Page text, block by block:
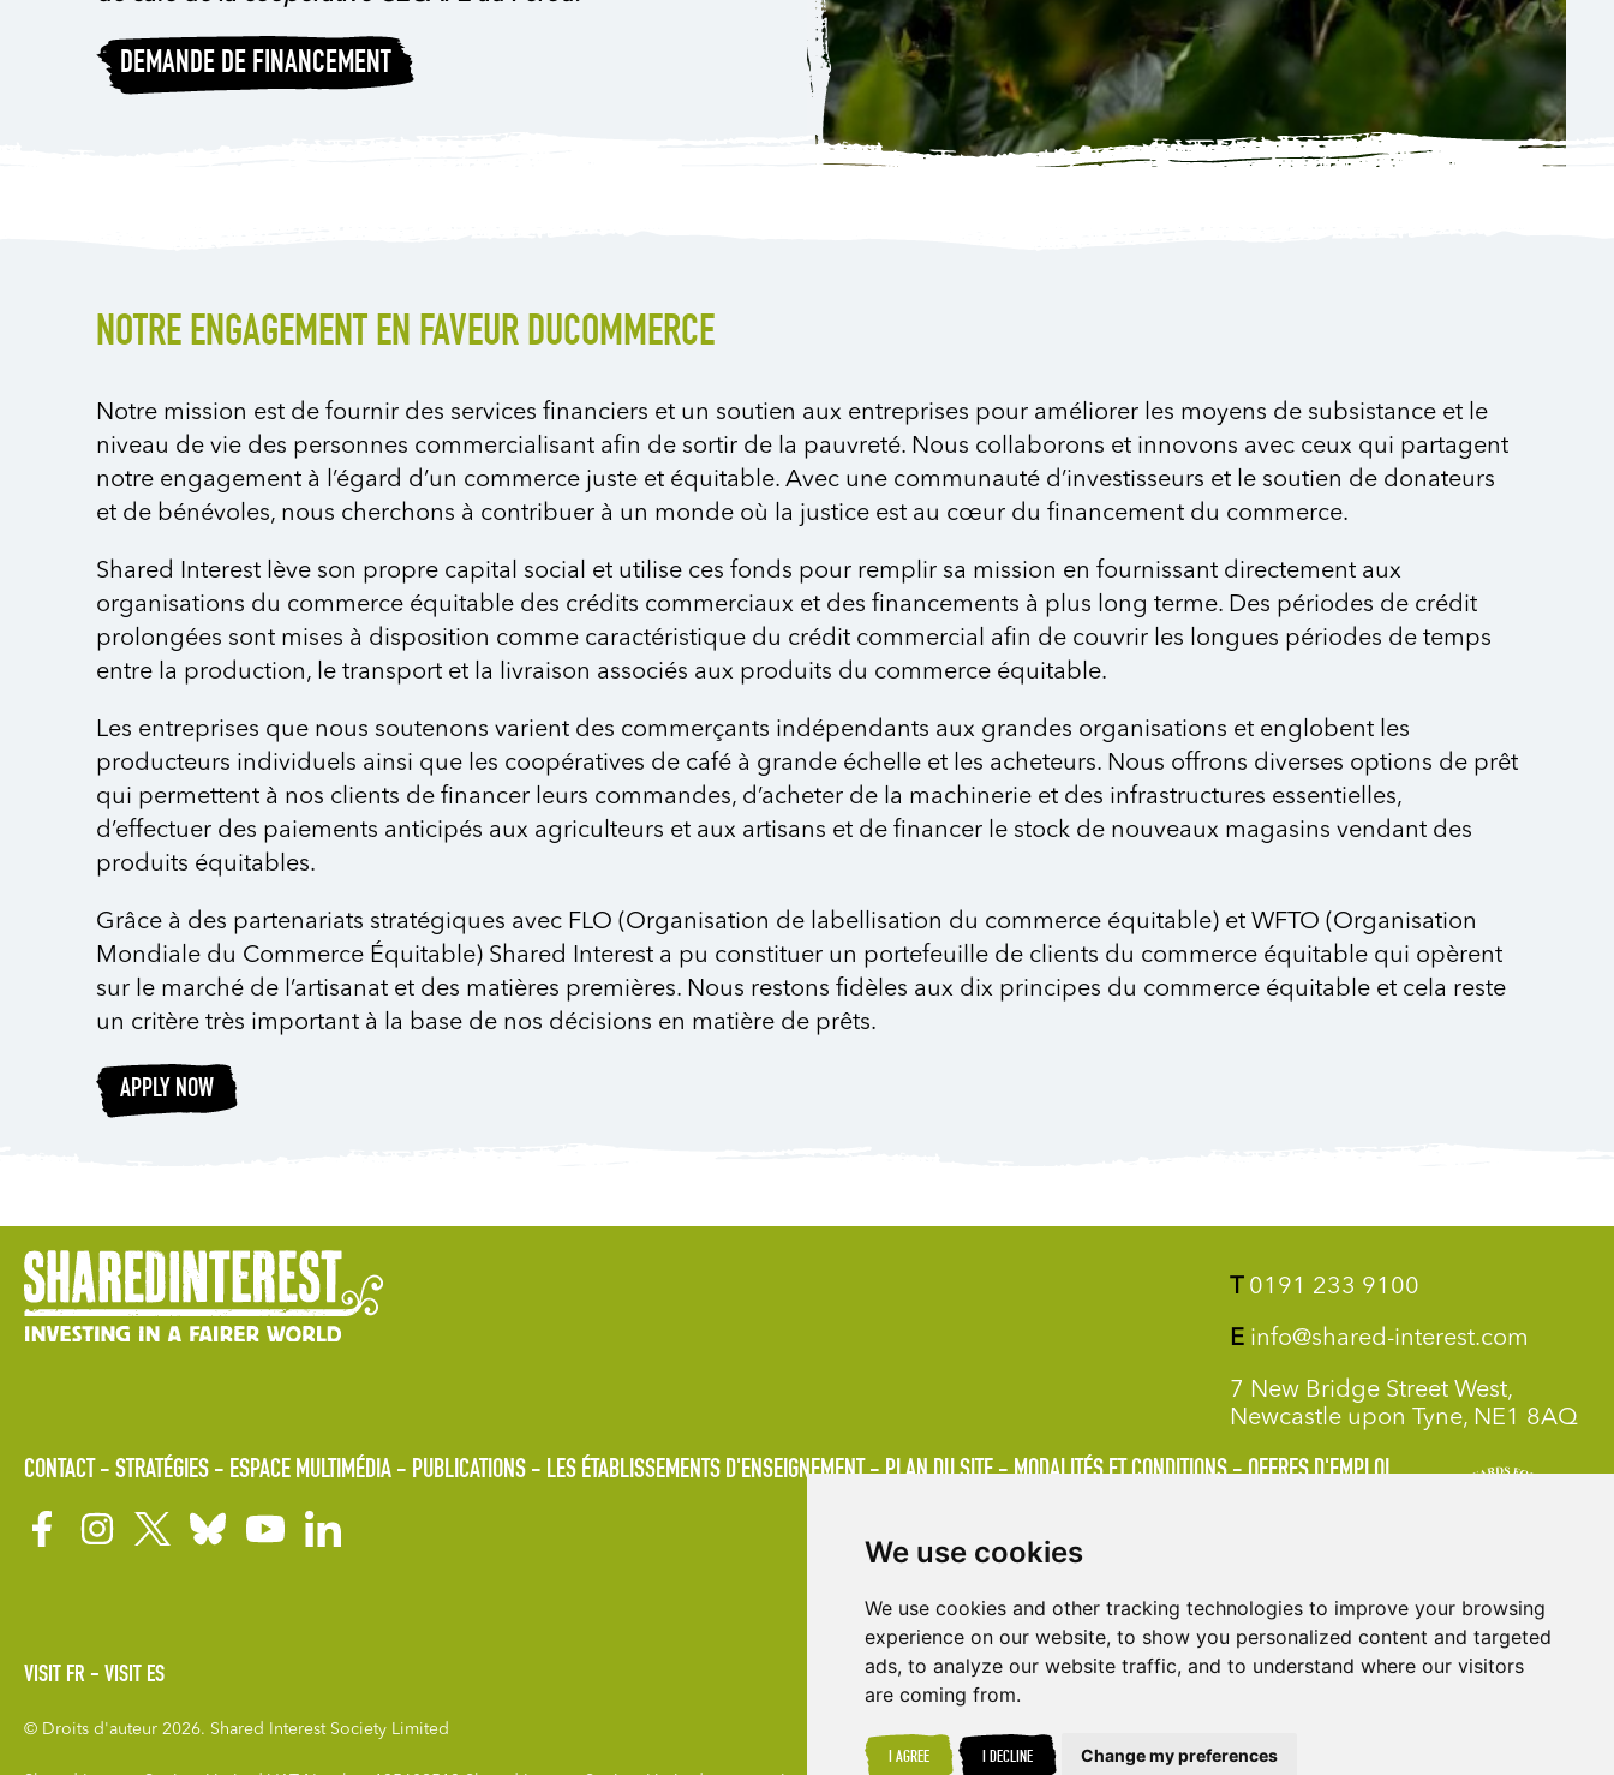
We use cookies
We use cookies and other tracking technologies to improve your browsing
experience on our website, to show you personalized content and targeted
ads, to analyze our website traffic, and to understand where our visitors
are coming from.
I AGREE I DECLINE Change my preferences
DEMANDE DE FINANCEMENT
NOTRE ENGAGEMENT EN FAVEUR DUCOMMERCE
Notre mission est de fournir des services financiers et un soutien aux entreprises pour améliorer les moyens de subsistance et le
niveau de vie des personnes commercialisant afin de sortir de la pauvreté. Nous collaborons et innovons avec ceux qui partagent
notre engagement à l’égard d’un commerce juste et équitable. Avec une communauté d’investisseurs et le soutien de donateurs
et de bénévoles, nous cherchons à contribuer à un monde où la justice est au cœur du financement du commerce.
Shared Interest lève son propre capital social et utilise ces fonds pour remplir sa mission en fournissant directement aux
organisations du commerce équitable des crédits commerciaux et des financements à plus long terme. Des périodes de crédit
prolongées sont mises à disposition comme caractéristique du crédit commercial afin de couvrir les longues périodes de temps
entre la production, le transport et la livraison associés aux produits du commerce équitable.
Les entreprises que nous soutenons varient des commerçants indépendants aux grandes organisations et englobent les
producteurs individuels ainsi que les coopératives de café à grande échelle et les acheteurs. Nous offrons diverses options de prêt
qui permettent à nos clients de financer leurs commandes, d’acheter de la machinerie et des infrastructures essentielles,
d’effectuer des paiements anticipés aux agriculteurs et aux artisans et de financer le stock de nouveaux magasins vendant des
produits équitables.
Grâce à des partenariats stratégiques avec FLO (Organisation de labellisation du commerce équitable) et WFTO (Organisation
Mondiale du Commerce Équitable) Shared Interest a pu constituer un portefeuille de clients du commerce équitable qui opèrent
sur le marché de l’artisanat et des matières premières. Nous restons fidèles aux dix principes du commerce équitable et cela reste
un critère très important à la base de nos décisions en matière de prêts.
APPLY NOW
T 0191 233 9100
E info@shared-interest.com
7 New Bridge Street West,
Newcastle upon Tyne, NE1 8AQ
CONTACT STRATÉGIES ESPACE MULTIMÉDIA PUBLICATIONS LES ÉTABLISSEMENTS D'ENSEIGNEMENT PLAN DU SITE MODALITÉS ET CONDITIONS OFFRES D'EMPLOI
VISIT FR VISIT ES
© Droits d'auteur 2026. Shared Interest Society Limited